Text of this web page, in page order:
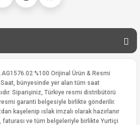
%100 Orijinal Ürün & Resmi
bünyesinde yer alan tüm saat
Siparişiniz, Türkiye resmi distribütörü
garanti belgesiyle birlikte gönderilir.
kaşelenip ıslak imzalı olarak hazırlanır
ve tüm belgeleriyle birlikte Yurtiçi